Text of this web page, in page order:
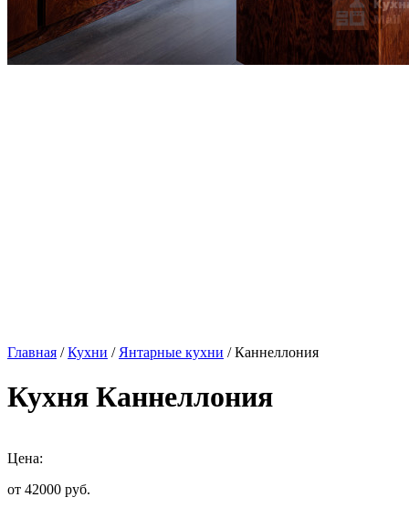
Главная /Кухни / Янтарные кухни / Каннеллония
Кухня Каннеллония
Цена:
от 42000 руб.